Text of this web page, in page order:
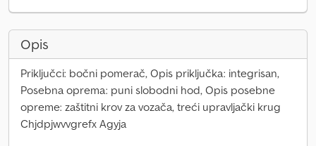
Opis
Priključci: bočni pomerač, Opis priključka: integrisan,
Posebna oprema: puni slobodni hod, Opis posebne
opreme: zaštitni krov za vozača, treći upravljački krug
Chjdpjwvvgrefx Agyja